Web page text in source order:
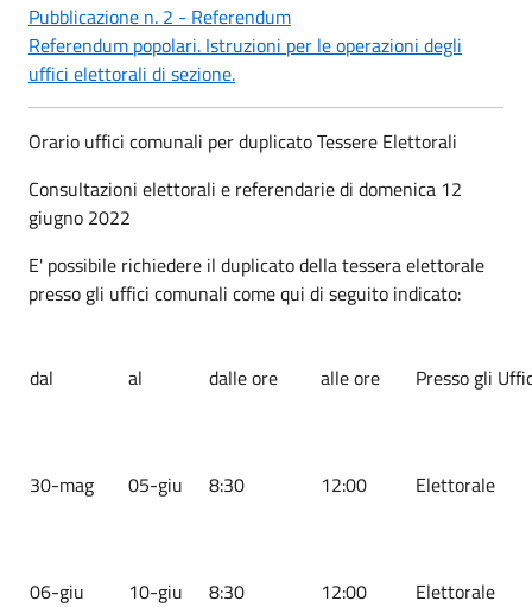
Pubblicazione n. 2 - Referendum
Referendum popolari. Istruzioni per le operazioni degli
uffici elettorali di sezione.
Orario uffici comunali per duplicato Tessere Elettorali
Consultazioni elettorali e referendarie di domenica 12
giugno 2022
E' possibile richiedere il duplicato della tessera elettorale
presso gli uffici comunali come qui di seguito indicato:
dal al dalle ore alle ore Presso gli
30-mag 05-giu 8:30 12:00 Elettorale
06-giu 10-giu 8:30 12:00 Elettorale